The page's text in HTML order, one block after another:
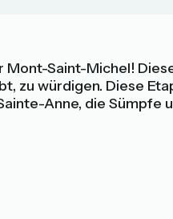
Saint-Michel!
zu würdigen. Diese
Anne, die Sümpfe